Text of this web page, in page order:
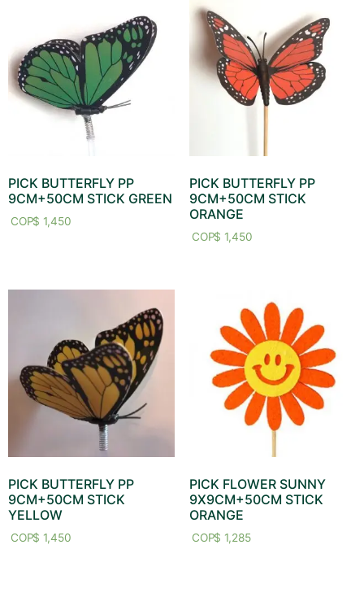
PICK BUTTERFLY PP
9CM+50CM STICK GREEN
$ 1,450
PICK BUTTERFLY PP
9CM+50CM STICK
ORANGE
$ 1,450
PICK BUTTERFLY PP
9CM+50CM STICK
YELLOW
$ 1,450
PICK FLOWER SUNNY
9X9CM+50CM STICK
ORANGE
$ 1,285